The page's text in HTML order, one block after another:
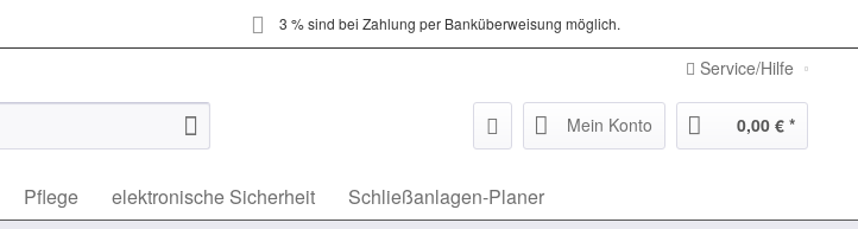
3 % sind bei Zahlung per Banküberweisung möglich.
Service/Hilfe
Mein Konto 0,00 € *
Pflege elektronische Sicherheit Schließanlagen-Planer